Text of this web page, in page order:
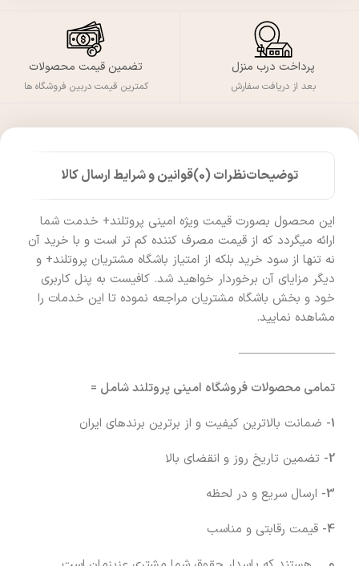
پرداخت درب منزل
بعد از دریافت سفارش
تضمین قیمت محصولات
کمترین قیمت دربین فروشگاه ها
توضیحاتنظرات (0) قوانین و شرایط ارسال کالا
این محصول بصورت قیمت ویژه امینی پروتلند+ خدمت شما
ارائه میگردد که از قیمت مصرف کننده کم تر است و با خرید آن
نه تنها از سود خرید بلکه از امتیاز باشگاه مشتریان پروتلند+ و
دیگر مزایای آن برخوردار خواهید شد. کافیست به پنل کاربری
خود و بخش باشگاه مشتریان مراجعه نموده تا این خدمات را
مشاهده نمایید.
————————
تمامی محصولات فروشگاه امینی پروتلند شامل =
1- ضمانت بالاترین کیفیت و از برترین برندهای ایران
2- تضمین تاریخ روز و انقضای بالا
3- ارسال سریع و در لحظه
4- قیمت رقابتی و مناسب